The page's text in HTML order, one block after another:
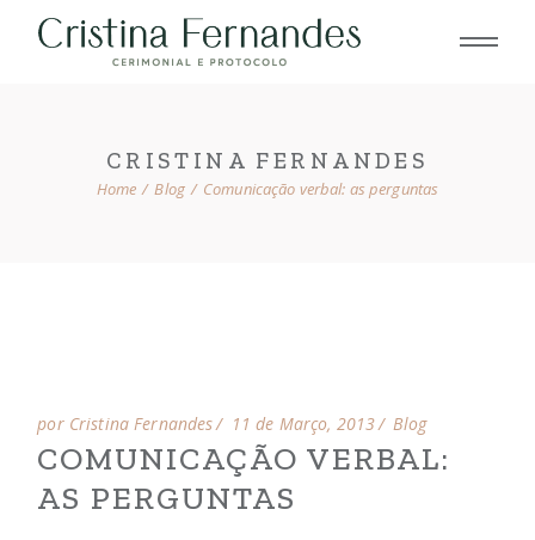
CRISTINA FERNANDES
Home Blog Comunicação verbal: as perguntas
por Cristina Fernandes 11 de Março, 2013 Blog
COMUNICAÇÃO VERBAL:
AS PERGUNTAS